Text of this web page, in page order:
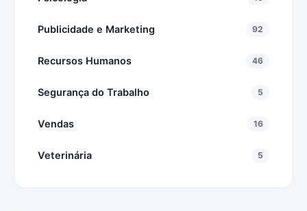
Publicidade e Marketing 92
Recursos Humanos 46
Segurança do Trabalho 5
Vendas 16
Veterinária 5